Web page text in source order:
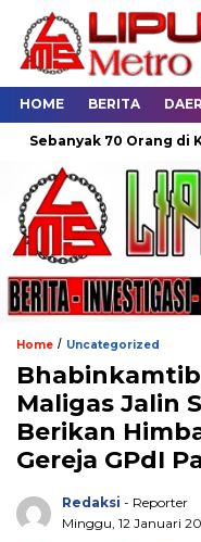
HOME BERITA
70 Orang di Kentucky,
Home / Uncategorized
Maligas Jalin
Berikan
Gereja GPdI
Redaksi - Reporter
Minggu, 12 Januari